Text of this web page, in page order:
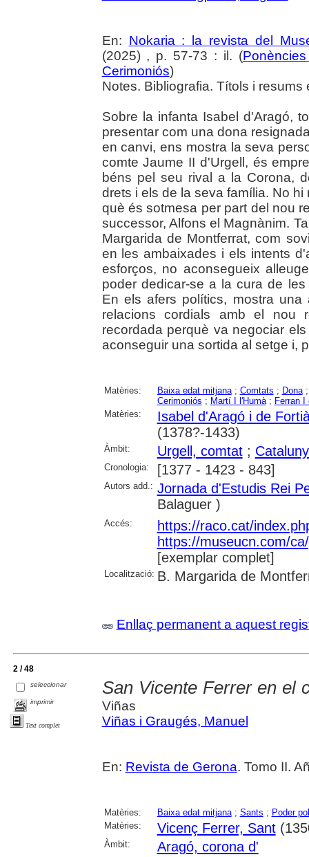
En: Nokaria : la revista del
(2025) , p. 57-73 : il. (
Cerimoniós)
Notes. Bibliografia. Títols i resums
Sobre la infanta Isabel d'Aragó,
presentar com una dona
en canvi, ens mostra la seva
comte Jaume II d'Urgell, és
béns pel seu rival a la Corona,
drets i els de la seva família. No
què és sotmesa per part del nou
successor, Alfons el Magnànim.
Margarida de Montferrat, com
en les ambaixades i els intents
esforços, no aconsegueix
poder dedicar-se a la cura de
En els afers polítics, mostra una
relacions cordials amb el nou
recordada perquè va negociar
aconseguir una sortida al setge i,
Matèries: Baixa edat mitjana; Comtats ; Dona
Cerimoniós ; Martí I l'Humà; Ferran I
Matèries:
Isabel d'Aragó i de
(1378?-1433)
Àmbit: Urgell, comtat;
Cronologia: [1377 - 1423 - 843]
Autors add.: Jornada d'Estudis Rei
Balaguer )
Accés:
https://raco.cat/
https://museucn.com/
[exemplar complet]
Localització: B. Margarida de
Enllaç permanent a aquest
2 / 48
seleccionar
imprimir
Text complet
San Vicente Ferrer en el
Viñas
Viñas i Graugés, Manuel
En: Revista de Gerona. Tomo II.
Matèries: Baixa edat mitjana; Sants ; Poder
Matèries:
Vicenç Ferrer, Sant
Àmbit: Aragó, corona d'